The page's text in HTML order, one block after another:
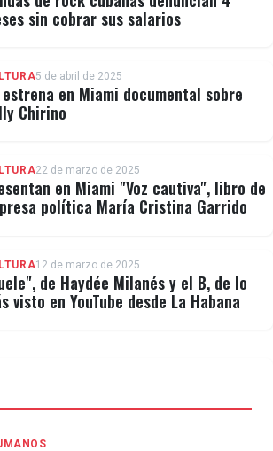
sin cobrar sus salarios
5 de abril de 2025
estrena en Miami documental sobre
Chirino
22 de marzo de 2025
en Miami "Voz cautiva", libro de
política María Cristina Garrido
12 de marzo de 2025
de Haydée Milanés y el B, de lo
visto en YouTube desde La Habana